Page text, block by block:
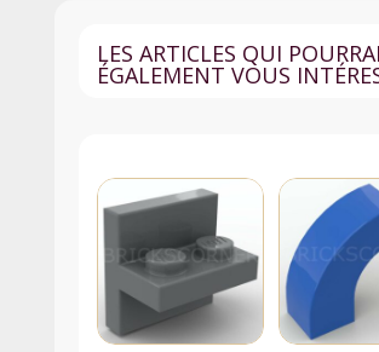
-
Blanc
LES ARTICLES QUI
ÉGALEMENT VOUS